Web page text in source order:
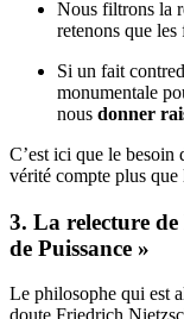
Nous filtrons la
retenons que
Si un fait
monumentale
nous donner
C’est ici que le besoin
vérité compte plus
3. La relecture
de Puissance »
Le philosophe qui est